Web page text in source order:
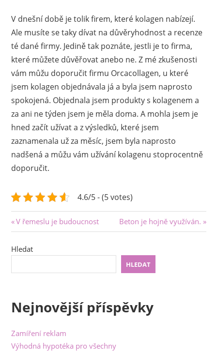
V dnešní době je tolik firem, které kolagen nabízejí.
Ale musíte se taky dívat na důvěryhodnost a recenze
té dané firmy. Jedině tak poznáte, jestli je to firma,
které můžete důvěřovat anebo ne. Z mé zkušenosti
vám můžu doporučit firmu Orcacollagen, u které
jsem kolagen objednávala já a byla jsem naprosto
spokojená. Objednala jsem produkty s kolagenem a
za ani ne týden jsem je měla doma. A mohla jsem je
hned začít užívat a z výsledků, které jsem
zaznamenala už za měsíc, jsem byla naprosto
nadšená a můžu vám užívání kolagenu stoprocentně
doporučit.
4.6/5 - (5 votes)
Navigace
pro
příspěvek
Previous
Post:
V řemeslu je budoucnost
Next
Post:
Beton je hojně využíván.
Hledat
HLEDAT
Nejnovější příspěvky
Zamíření reklam
Výhodná hypotéka pro všechny